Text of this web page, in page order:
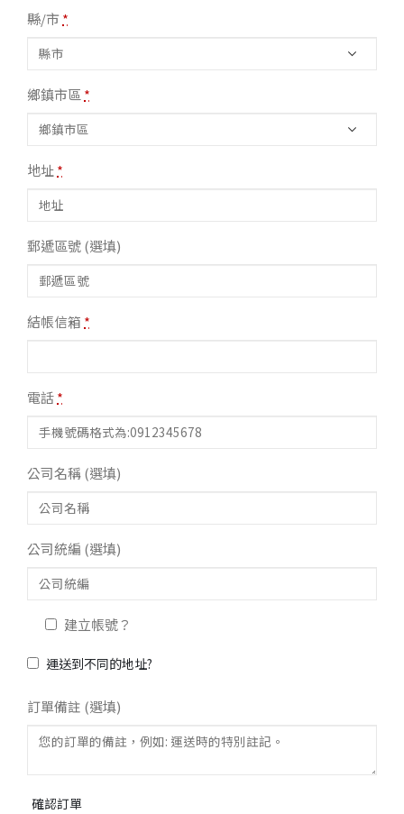
縣/市*
鄉鎮市區 *
地址*
郵遞區號(選填)
結帳信箱 *
電話*
公司名稱(選填)
公司統編 (選填)
建立帳號？
運送到不同的地址?
訂單備註 (選填)
確認訂單